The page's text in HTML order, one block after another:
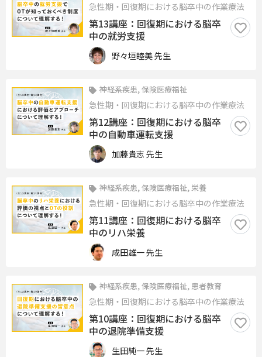
急性期・回復期における脳卒中の作業療法
第13講座：回復期における脳卒
中の就労支援
野々垣睦美 先生
神経系疾患, 保険医療福祉
急性期・回復期における脳卒中の作業療法
第12講座：回復期における脳卒
中の自動車運転支援
加藤貴志 先生
神経系疾患, 保険医療福祉, 栄養
急性期・回復期における脳卒中の作業療法
第11講座：回復期における脳卒
中のリハ栄養
成田雄一 先生
神経系疾患, 保険医療福祉, 患者教育
急性期・回復期における脳卒中の作業療法
第10講座：回復期における脳卒
中の退院準備支援
生田純一 先生